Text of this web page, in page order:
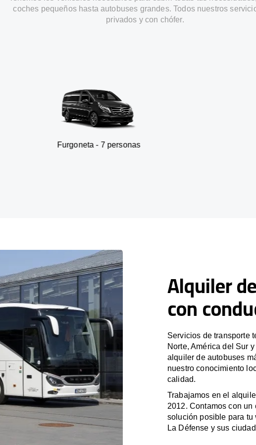
coches pequeños hasta autobuses grandes. Todos nuestros
privados y con chófer.
Furgoneta - 7 personas SUV - 3
Alquiler
con
Servicios de transporte
Norte, América del Sur
alquiler de autobuses
nuestro conocimiento
calidad.
Trabajamos en el
2012. Contamos con
solución posible para tu
La Défense y sus